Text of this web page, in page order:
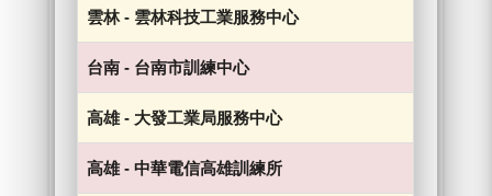
雲林 - 雲林科技工業服務中心
台南 - 台南市訓練中心
高雄 - 大發工業局服務中心
高雄 - 中華電信高雄訓練所